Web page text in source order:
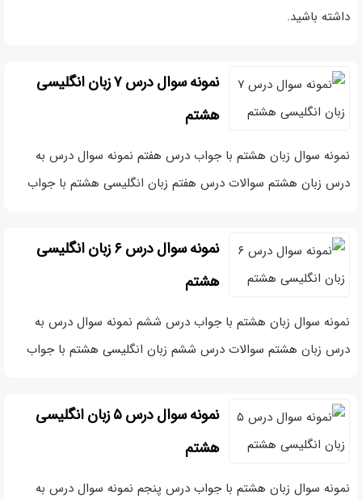
داشته باشید.
نمونه سوال درس ۷ زبان انگلیسی
هشتم
نمونه سوال زبان هشتم با جواب درس هفتم نمونه سوال درس به
درس زبان هشتم سوالات درس هفتم زبان انگلیسی هشتم با جواب
نمونه سوال درس ۶ زبان انگلیسی
هشتم
نمونه سوال زبان هشتم با جواب درس ششم نمونه سوال درس به
درس زبان هشتم سوالات درس ششم زبان انگلیسی هشتم با جواب
نمونه سوال درس ۵ زبان انگلیسی
هشتم
نمونه سوال زبان هشتم با جواب درس پنجم نمونه سوال درس به